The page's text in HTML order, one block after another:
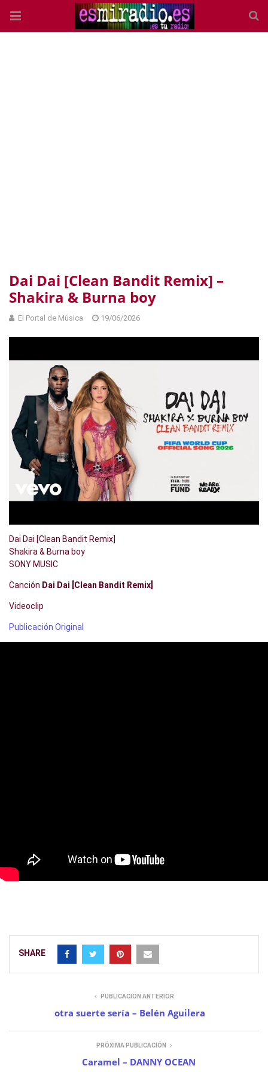
Dai Dai [Clean Bandit Remix] –
Shakira & Burna boy
El Portal de Música 19/06/2026
Dai Dai [Clean Bandit Remix]
Shakira & Burna boy
SONY MUSIC
Canción Dai Dai [Clean Bandit Remix]
Videoclip
Publicación Original
SHARE
PUBLICACIÓN ANTERIOR
otra suerte sería – Belén Aguilera
PRÓXIMA PUBLICACIÓN
Caramel – DANNY OCEAN